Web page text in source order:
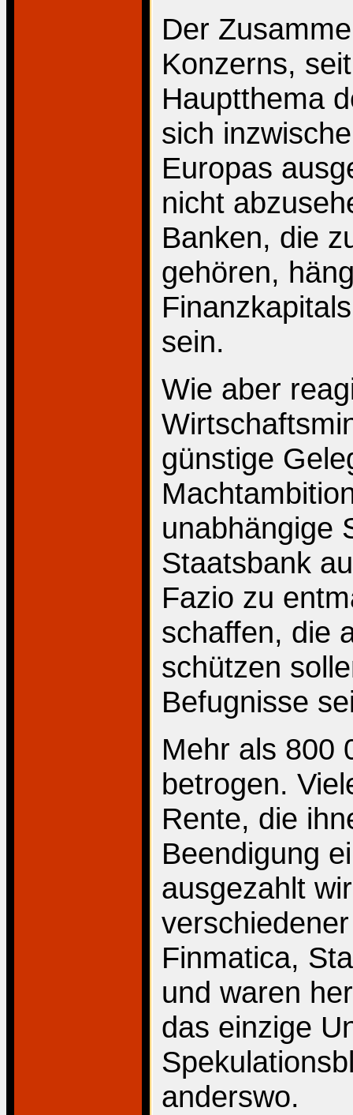
Der
Konzerns,
Hauptthema
sich
Europas
nicht
Banken, die
gehören,
sein.
Wie aber
günstige
unabhängige
Staatsbank
Fazio zu
schaffen, die
schützen
Befugnisse
Mehr als 800
betrogen.
Rente, die
Beendigung
ausgezahlt
Finmatica,
und waren
das einzige
anderswo.